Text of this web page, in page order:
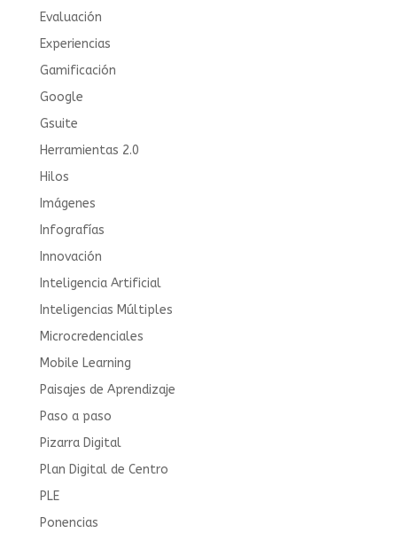
Evaluación
Experiencias
Gamificación
Google
Gsuite
Herramientas 2.0
Hilos
Imágenes
Infografías
Innovación
Inteligencia Artificial
Inteligencias Múltiples
Microcredenciales
Mobile Learning
Paisajes de Aprendizaje
Paso a paso
Pizarra Digital
Plan Digital de Centro
PLE
Ponencias